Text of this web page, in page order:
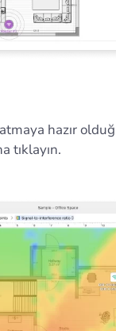
hazır
tıklayın.